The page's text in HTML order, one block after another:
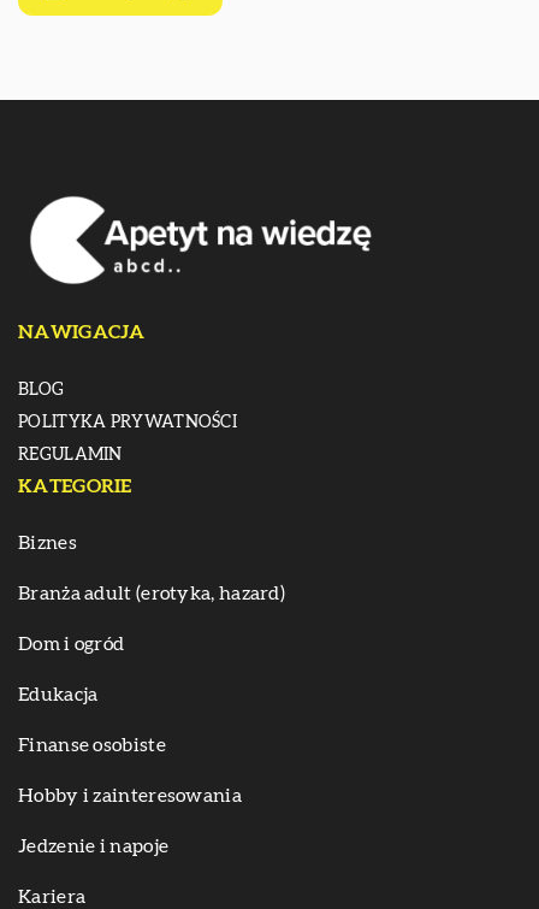
NAWIGACJA
BLOG
POLITYKA PRYWATNOŚCI
REGULAMIN
KATEGORIE
Biznes
Branża adult (erotyka, hazard)
Dom i ogród
Edukacja
Finanse osobiste
Hobby i zainteresowania
Jedzenie i napoje
Kariera